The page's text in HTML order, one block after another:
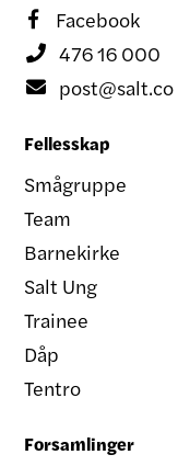
 Facebook
 476 16 000
 post@salt.co
Fellesskap
Smågruppe
Team
Barnekirke
Salt Ung
Trainee
Dåp
Tentro
Forsamlinger